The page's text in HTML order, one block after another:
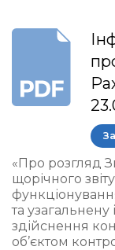
«Про розгляд
щорічного
та
здійснення
об’єктом